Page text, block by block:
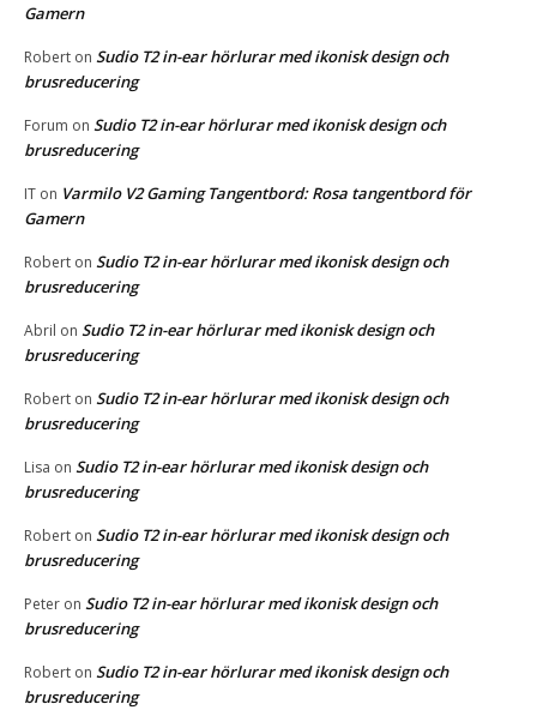
Gamern
Robert on Sudio T2 in-ear hörlurar med ikonisk design och
brusreducering
Forum on Sudio T2 in-ear hörlurar med ikonisk design och
brusreducering
IT on Varmilo V2 Gaming Tangentbord: Rosa tangentbord för
Gamern
Robert on Sudio T2 in-ear hörlurar med ikonisk design och
brusreducering
Abril on Sudio T2 in-ear hörlurar med ikonisk design och
brusreducering
Robert on Sudio T2 in-ear hörlurar med ikonisk design och
brusreducering
Lisa on Sudio T2 in-ear hörlurar med ikonisk design och
brusreducering
Robert on Sudio T2 in-ear hörlurar med ikonisk design och
brusreducering
Peter on Sudio T2 in-ear hörlurar med ikonisk design och
brusreducering
Robert on Sudio T2 in-ear hörlurar med ikonisk design och
brusreducering